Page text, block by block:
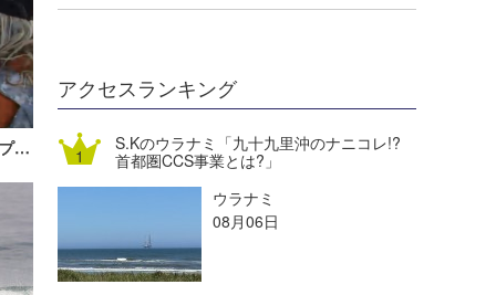
波伝説アンバサダー”喜納海人”「VANSプロ・ジュニア」見事優勝！
DELTA FORCE SURF
熊谷素子
進士剛光
植村未来
大野”MAR”修聖
Aichan
ECE
H
アクセスランキング
S.Kのウラナミ「九十九里沖のナニコレ!?
首都圏CCS事業とは?」
ウラナミ
08月06日